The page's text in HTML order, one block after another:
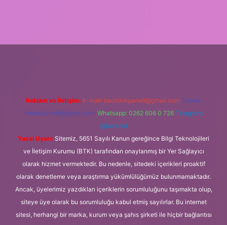
Reklam ve İletişim: E-mail: backlinkpaneli@gmail.com Teams:
forumhizmeti@gmail.com Whatsapp: 0262 606 0 726 Telegram:
@karabul
Yasal Uyarı: Sitemiz, 5651 Sayılı Kanun gereğince Bilgi Teknolojileri
ve İletişim Kurumu (BTK) tarafından onaylanmış bir Yer Sağlayıcı
olarak hizmet vermektedir. Bu nedenle, sitedeki içerikleri proaktif
olarak denetleme veya araştırma yükümlülüğümüz bulunmamaktadır.
Ancak, üyelerimiz yazdıkları içeriklerin sorumluluğunu taşımakta olup,
siteye üye olarak bu sorumluluğu kabul etmiş sayılırlar. Bu internet
sitesi, herhangi bir marka, kurum veya şahıs şirketi ile hiçbir bağlantısı